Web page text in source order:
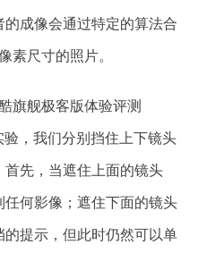
成像会通过特定的算法合
素尺寸的照片。
，我们分别挡住上下镜头
先，当遮住上面的镜头
何影像；遮住下面的镜头
提示，但此时仍然可以单